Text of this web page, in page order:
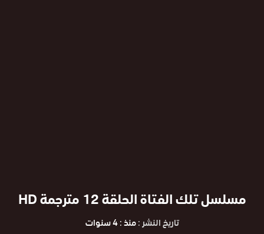
مسلسل تلك الفتاة الحلقة 12 مترجمة HD
تاريخ النشر :منذ : 4 سنوات